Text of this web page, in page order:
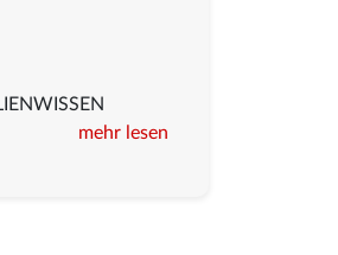
mehr lesen